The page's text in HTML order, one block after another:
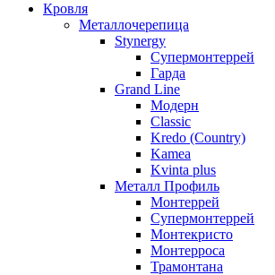
Кровля
Металлочерепица
Stynergy
Супермонтеррей
Гарда
Grand Line
Модерн
Classic
Kredo (Country)
Kamea
Kvinta plus
Металл Профиль
Монтеррей
Супермонтеррей
Монтекристо
Монтерроса
Трамонтана